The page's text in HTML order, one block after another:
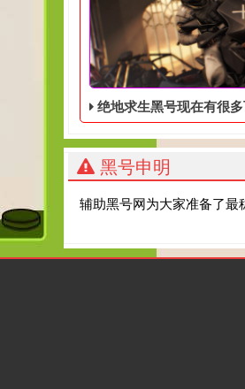
绝地求生黑号​现在有很多可操作的角色，这些
黑号申明
辅助黑号网为大家准备了